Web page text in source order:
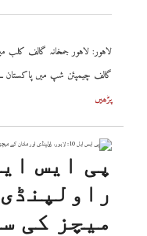
گالف چیمپئن شپ میں پاکستان
پڑھیں
میچز کی